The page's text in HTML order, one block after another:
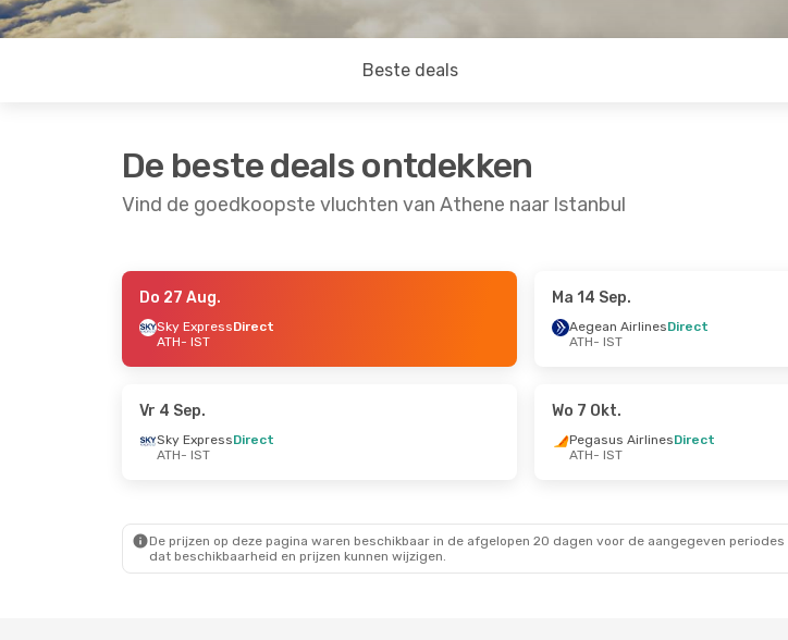
Beste deals
De beste deals ontdekken
Vind de goedkoopste vluchten van Athene naar Istanbul
- Ma 24 Aug.
Direct
- Ma 14 Sep.
IST - ATH - ATH
Do 27 Aug.
Sky ExpressDirect
ATH- IST
Ma 14 Sep.
Aegean AirlinesDirect
ATH- IST
Vr 4 Sep.
Sky ExpressDirect
ATH- IST
Wo 7 Okt.
Pegasus AirlinesDirect
ATH- IST
De prijzen op deze pagina waren beschikbaar in de afgelopen 20 dagen voor de aangegeven
dat beschikbaarheid en prijzen kunnen wijzigen.